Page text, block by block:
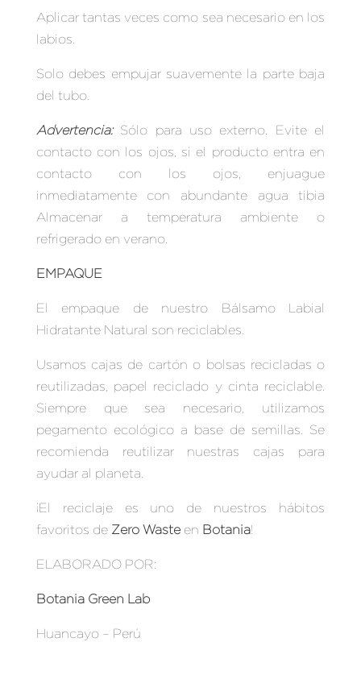
Aplicar tantas veces como sea necesario en los
labios.
Solo debes empujar suavemente la parte baja
del tubo.
Advertencia:Sólo para uso externo. Evite el
contacto con los ojos, si el producto entra en
contacto con los ojos, enjuague
inmediatamente con abundante agua tibia
Almacenar a temperatura ambiente o
refrigerado en verano.
EMPAQUE
El empaque de nuestro Bálsamo Labial
Hidratante Natural son reciclables.
Usamos cajas de cartón o bolsas recicladas o
reutilizadas, papel reciclado y cinta reciclable.
Siempre que sea necesario, utilizamos
pegamento ecológico a base de semillas. Se
recomienda reutilizar nuestras cajas para
ayudar al planeta.
¡El reciclaje es uno de nuestros hábitos
favoritos de Zero Wasteen Botania!
ELABORADO POR:
Botania Green Lab
Huancayo – Perú